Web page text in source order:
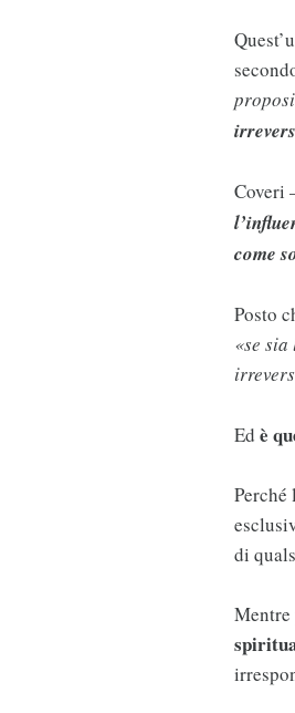
Coveri
come
Posto
«se
Ed è
Perché
di
Mentre